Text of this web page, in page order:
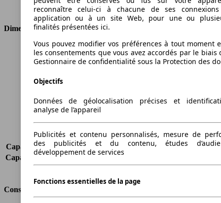
Type de traction
Traction avant
Dimensions
Longueur
4336 mm
Hauteur
1498 mm
Empattement
Charge maximale
-
Portes
Sièges
5
Charge sur toit
-
Capacité de remorquage (sans freins) -
Capacité de remorquage (avec freins)
Consommation
reconnaître celui-ci à chacune de ses
application ou à un site Web, pour une ou
finalités présentées ici.
Vous pouvez modifier vos préférences à tout moment
les consentements que vous avez accordés par le biais
Gestionnaire de confidentialité sous la Protection des
Objectifs
Données de géolocalisation précises et
analyse de l’appareil
Publicités et contenu personnalisés, mesure de
des publicités et du contenu, études
développement de services
Fonctions essentielles de la page